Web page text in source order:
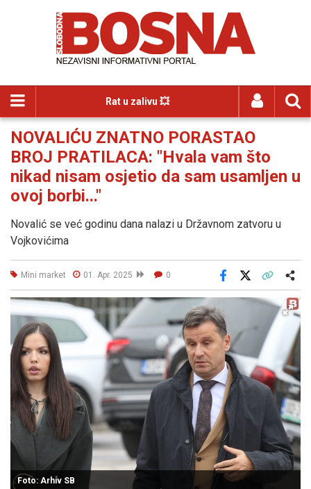
Rat u zalivu 💥
NOVALIĆU ZNATNO PORASTAO
BROJ PRATILACA: "Hvala vam što
nikad nisam osjetio da sam usamljen u
ovoj borbi..."
Novalić se već godinu dana nalazi u Državnom zatvoru u
Vojkovićima
Mini market 01. Apr. 2025 0
Facebook
Foto: Arhiv SB